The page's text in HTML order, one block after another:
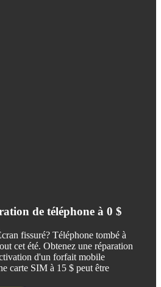
de téléphone à 0 $
fissuré? Téléphone tombé à
cet été. Obtenez une réparation
d'un forfait mobile
carte SIM à 15 $ peut être